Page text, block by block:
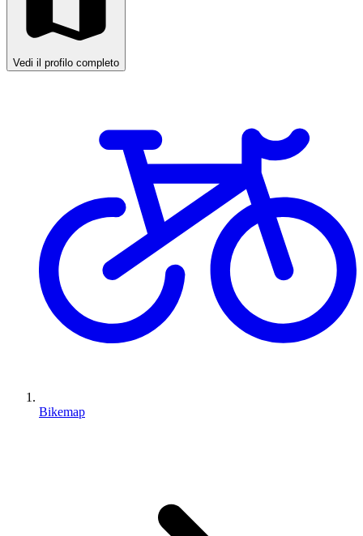
Vedi il profilo completo
Bikemap